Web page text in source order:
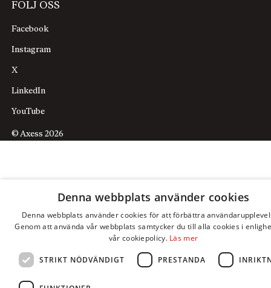
FÖLJ OSS
Facebook
Instagram
X
LinkedIn
YouTube
© Axess 2026
Denna webbplats använder cookies
Denna webbplats använder cookies för att förbättra
Genom att använda vår webbplats samtycker du till alla cookies i
vår cookiepolicy. Läs mer
STRIKT NÖDVÄNDIGT PRESTANDA